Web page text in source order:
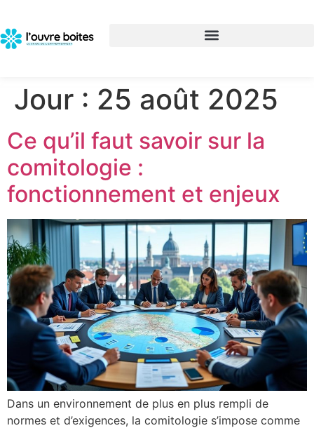
Jour : 25 août 2025
Ce qu’il faut savoir sur la
comitologie :
fonctionnement et enjeux
Dans un environnement de plus en plus rempli de
normes et d’exigences, la comitologie s’impose comme